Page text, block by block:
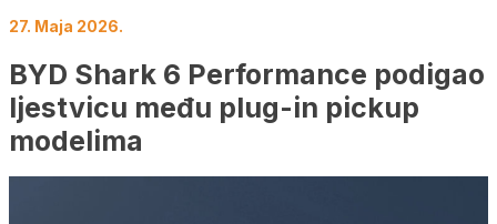
27. Maja 2026.
BYD Shark 6 Performance podigao
ljestvicu među plug-in pickup
modelima